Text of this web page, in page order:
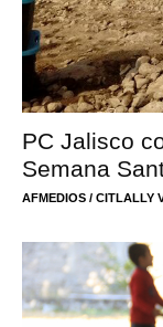
PC Jalisco
Semana
AFMEDIOS / CITLALLY